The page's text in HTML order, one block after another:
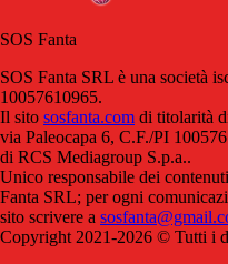
SOS Fanta
SOS Fanta SRL è una società
10057610965.
Il sito sosfanta.com di titolarità
via Paleocapa 6, C.F./PI
di RCS Mediagroup S.p.a..
Unico responsabile dei
Fanta SRL; per ogni
sito scrivere a
Copyright 2021-2026 © Tutti i